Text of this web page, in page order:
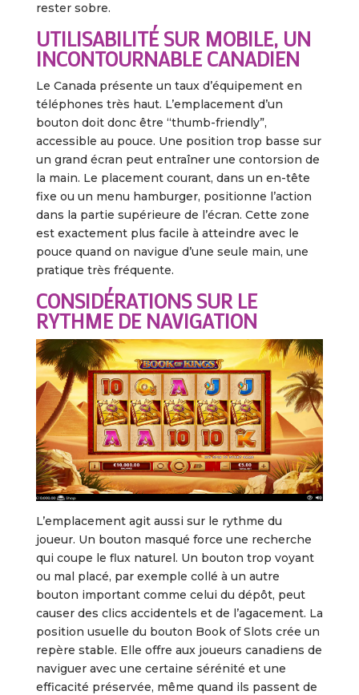
rester sobre.
UTILISABILITÉ SUR MOBILE, UN
INCONTOURNABLE CANADIEN
Le Canada présente un taux d’équipement en
téléphones très haut. L’emplacement d’un
bouton doit donc être “thumb-friendly”,
accessible au pouce. Une position trop basse sur
un grand écran peut entraîner une contorsion de
la main. Le placement courant, dans un en-tête
fixe ou un menu hamburger, positionne l’action
dans la partie supérieure de l’écran. Cette zone
est exactement plus facile à atteindre avec le
pouce quand on navigue d’une seule main, une
pratique très fréquente.
CONSIDÉRATIONS SUR LE
RYTHME DE NAVIGATION
L’emplacement agit aussi sur le rythme du
joueur. Un bouton masqué force une recherche
qui coupe le flux naturel. Un bouton trop voyant
ou mal placé, par exemple collé à un autre
bouton important comme celui du dépôt, peut
causer des clics accidentels et de l’agacement. La
position usuelle du bouton Book of Slots crée un
repère stable. Elle offre aux joueurs canadiens de
naviguer avec une certaine sérénité et une
efficacité préservée, même quand ils passent de